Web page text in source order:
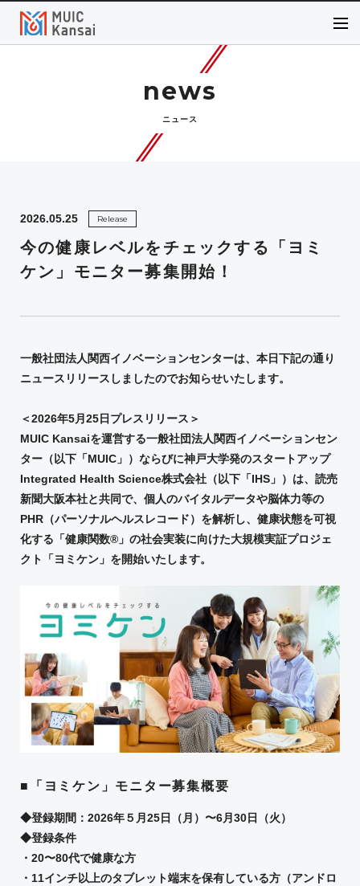
news
ニュース
2026.05.25 Release
今の健康レベルをチェックする「ヨミ
ケン」モニター募集開始！
一般社団法人関西イノベーションセンターは、本日下記の通り
ニュースリリースしましたのでお知らせいたします。
＜2026年5月25日プレスリリース＞
MUIC Kansaiを運営する一般社団法人関西イノベーションセン
ター（以下「MUIC」）ならびに神戸大学発のスタートアップ
Integrated Health Science株式会社（以下「IHS」）は、読売
新聞大阪本社と共同で、個人のバイタルデータや脳体力等の
PHR（パーソナルヘルスレコード）を解析し、健康状態を可視
化する「健康関数®」の社会実装に向けた大規模実証プロジェ
クト「ヨミケン」を開始いたします。
■「ヨミケン」モニター募集概要
◆登録期間：2026年５月25日（月）〜6月30日（火）
◆登録条件
・20〜80代で健康な方
・11インチ以上のタブレット端末を保有している方（アンドロ